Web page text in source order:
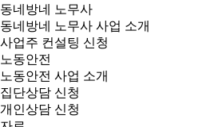
동네방네 노무사
동네방네 노무사 사업 소개
사업주 컨설팅 신청
노동안전
노동안전 사업 소개
집단상담 신청
개인상담 신청